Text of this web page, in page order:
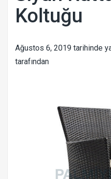
Koltuğu
Ağustos 6, 2019 tarihinde
tarafından